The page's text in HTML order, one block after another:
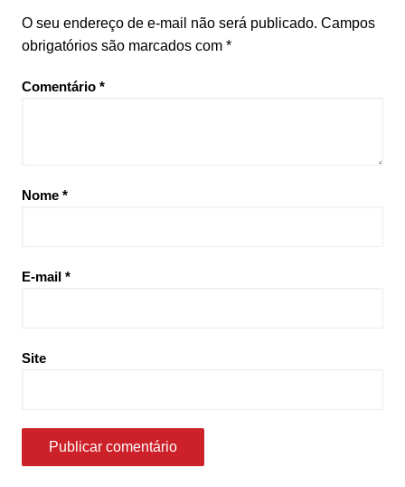
O seu endereço de e-mail não será publicado. Campos
obrigatórios são marcados com *
Comentário *
Nome *
E-mail *
Site